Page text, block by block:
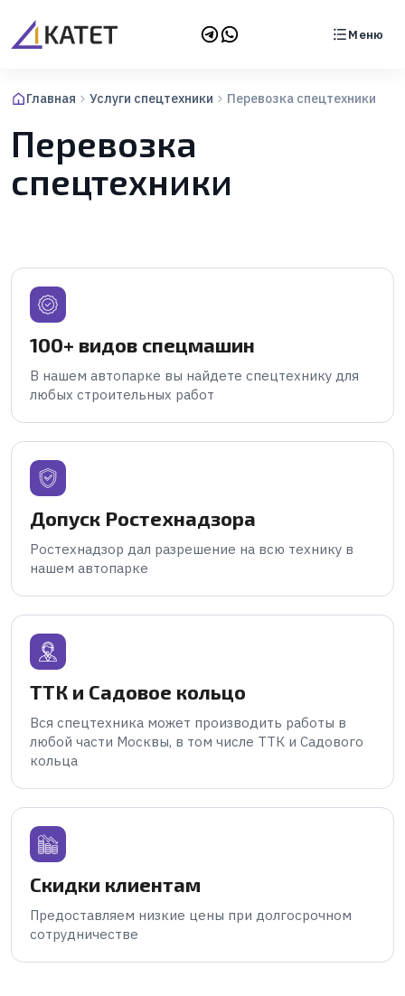
Меню
Главная Услуги спецтехники Перевозка спецтехники
Перевозка
спецтехники
100+ видов спецмашин
В нашем автопарке вы найдете спецтехнику для
любых строительных работ
Допуск Ростехнадзора
Ростехнадзор дал разрешение на всю технику в
нашем автопарке
ТТК и Садовое кольцо
Вся спецтехника может производить работы в
любой части Москвы, в том числе ТТК и Садового
кольца
Скидки клиентам
Предоставляем низкие цены при долгосрочном
сотрудничестве